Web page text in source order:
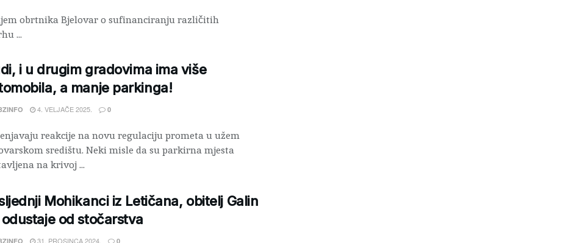
obrtnika Bjelovar o sufinanciranju različitih
...
i u drugim gradovima ima više
a manje parkinga!
4. VELJAČE 2025. 0
reakcije na novu regulaciju prometa u užem
središtu. Neki misle da su parkirna mjesta
na krivoj ...
Mohikanci iz Letičana, obitelj Galin
od stočarstva
31. PROSINCA 2024. 0